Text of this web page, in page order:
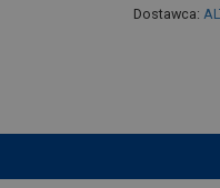
Dostawca: